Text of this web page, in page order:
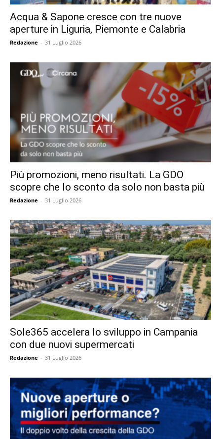
Acqua & Sapone cresce con tre nuove
aperture in Liguria, Piemonte e Calabria
Redazione - 31 Luglio 2026
Più promozioni, meno risultati. La GDO
scopre che lo sconto da solo non basta più
Redazione - 31 Luglio 2026
Sole365 accelera lo sviluppo in Campania
con due nuovi supermercati
Redazione - 31 Luglio 2026